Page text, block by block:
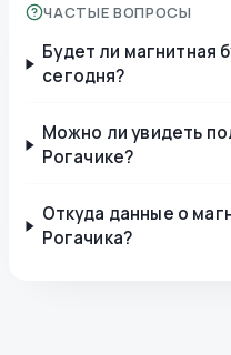
ЧАСТЫЕ ВОПРОСЫ
Будет ли магнитная
сегодня?
Можно ли увидеть
Рогачике?
Откуда данные о
Рогачика?